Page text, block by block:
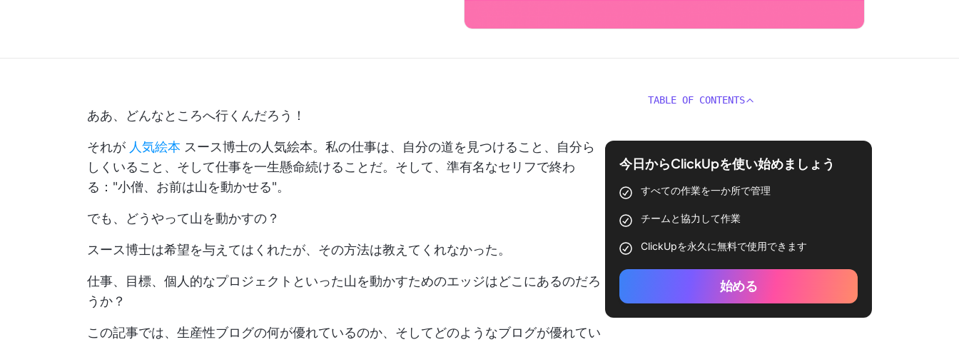
ああ、どんなところへ行くんだろう！
それが 人気絵本 スース博士の人気絵本。私の仕事は、自分の道を見つけること、自分ら
しくいること、そして仕事を一生懸命続けることだ。そして、準有名なセリフで終わ
る："小僧、お前は山を動かせる"。
でも、どうやって山を動かすの？
スース博士は希望を与えてはくれたが、その方法は教えてくれなかった。
仕事、目標、個人的なプロジェクトといった山を動かすためのエッジはどこにあるのだろ
うか？
この記事では、生産性ブログの何が優れているのか、そしてどのようなブログが優れてい
TABLE OF CONTENTS
今日からClickUpを使い始めましょう
すべての作業を一か所で管理
チームと協力して作業
ClickUpを永久に無料で使用できます
始める